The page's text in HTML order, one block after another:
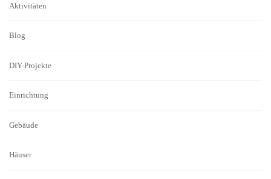
Aktivitäten
Blog
DIY-Projekte
Einrichtung
Gebäude
Häuser